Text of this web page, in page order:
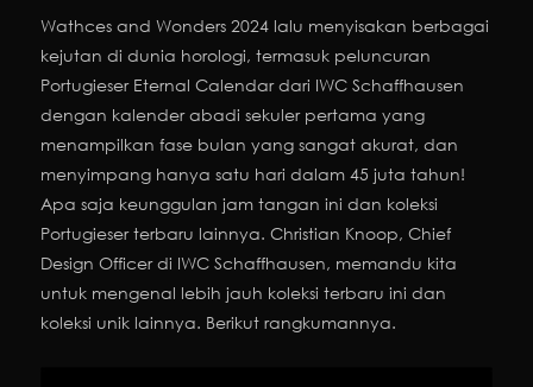
Wathces and Wonders 2024 lalu menyisakan berbagai
kejutan di dunia horologi, termasuk peluncuran
Portugieser Eternal Calendar dari IWC Schaffhausen
dengan kalender abadi sekuler pertama yang
menampilkan fase bulan yang sangat akurat, dan
menyimpang hanya satu hari dalam 45 juta tahun!
Apa saja keunggulan jam tangan ini dan koleksi
Portugieser terbaru lainnya. Christian Knoop, Chief
Design Officer di IWC Schaffhausen, memandu kita
untuk mengenal lebih jauh koleksi terbaru ini dan
koleksi unik lainnya. Berikut rangkumannya.